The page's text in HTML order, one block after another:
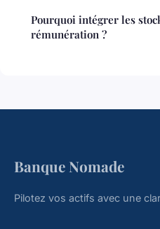
Pourquoi intégrer les
rémunération ?
Banque Nomade
Pilotez vos actifs avec une